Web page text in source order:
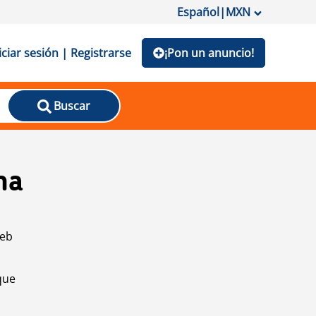
Español|MXN
sesión | Registrarse ¡Pon un anuncio!
Buscar